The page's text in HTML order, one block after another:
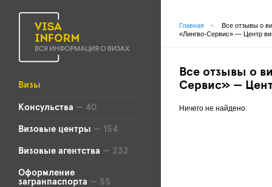
Визы
Консульства — 40
Визовые центры — 154
Визовые агентства — 232
Оформление
загранпаспорта — 55
Главная »
Все отзывы о
«Лингво-Сервис» — Центр
Все отзывы о
Сервис» —
Ничего не найдено.